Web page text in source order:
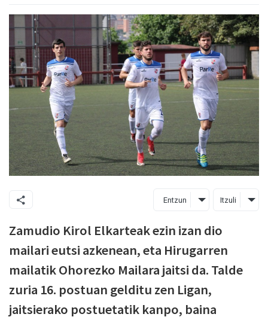
Entzun Itzuli
Zamudio Kirol Elkarteak ezin izan dio
mailari eutsi azkenean, eta Hirugarren
mailatik Ohorezko Mailara jaitsi da. Talde
zuria 16. postuan gelditu zen Ligan,
jaitsierako postuetatik kanpo, baina